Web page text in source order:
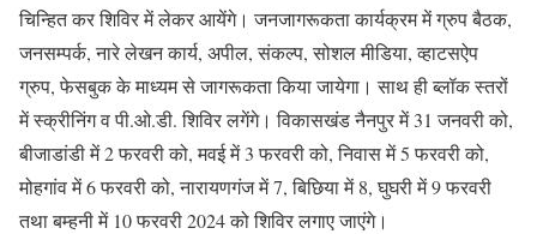
चिन्हित कर शिविर में लेकर आयेंगे। जनजागरूकता कार्यक्रम में ग्रुप बैठक,
जनसम्पर्क, नारे लेखन कार्य, अपील, संकल्प, सोशल मीडिया, व्हाटसऐप
ग्रुप, फेसबुक के माध्यम से जागरूकता किया जायेगा। साथ ही ब्लॉक स्तरों
में स्क्रीनिंग व पी.ओ.डी. शिविर लगेंगे। विकासखंड नैनपुर में 31 जनवरी को,
बीजाडांडी में 2 फरवरी को, मवई में 3 फरवरी को, निवास में 5 फरवरी को,
मोहगांव में 6 फरवरी को, नारायणगंज में 7, बिछिया में 8, घुघरी में 9 फरवरी
तथा बम्हनी में 10 फरवरी 2024 को शिविर लगाए जाएंगे।